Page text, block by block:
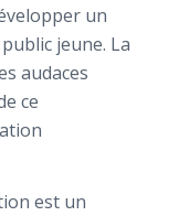
un
jeune. La
audaces
ce
est un